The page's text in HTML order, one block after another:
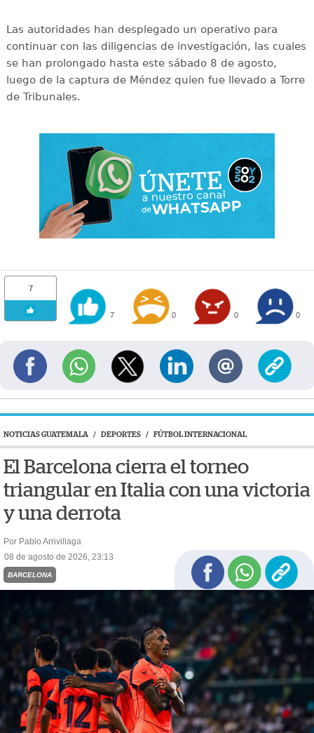
Las autoridades han desplegado un operativo para
continuar con las diligencias de investigación, las cuales
se han prolongado hasta este sábado 8 de agosto,
luego de la captura de Méndez quien fue llevado a Torre
de Tribunales.
7
7 0 0 0
NOTICIAS GUATEMALA / DEPORTES / FÚTBOL INTERNACIONAL
El Barcelona cierra el torneo
triangular en Italia con una victoria
y una derrota
Por Pablo Arrivillaga
08 de agosto de 2026, 23:13
BARCELONA